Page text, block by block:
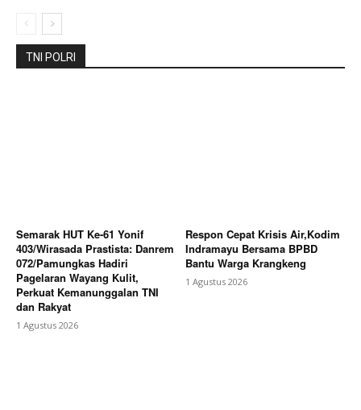
TNI POLRI
Semarak HUT Ke-61 Yonif
403/Wirasada Prastista: Danrem
072/Pamungkas Hadiri
Pagelaran Wayang Kulit,
Perkuat Kemanunggalan TNI
dan Rakyat
1 Agustus 2026
Respon Cepat Krisis Air,Kodim
Indramayu Bersama BPBD
Bantu Warga Krangkeng
1 Agustus 2026